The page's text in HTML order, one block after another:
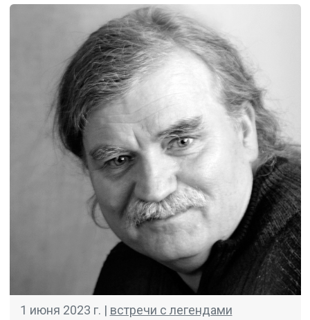
1 июня 2023 г. | встречи с легендами